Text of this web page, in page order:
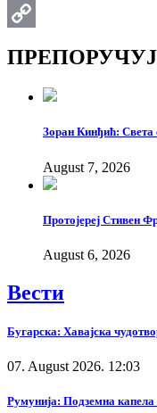
Email
Зоран Кинђић: Света
August 7, 2026
Протојереј Стивен
August 6, 2026
Вести
Бугарска: Хавајска
07. August 2026. 12:03
Румунија: Подземна